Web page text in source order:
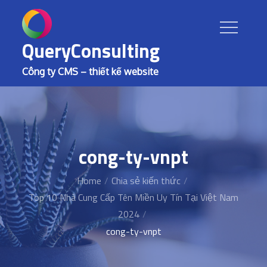
contentQueryConsulting
Công ty CMS – thiết kế website
cong-ty-vnpt
Home
Chia sẻ kiến thức
Top 10 Nhà Cung Cấp Tên Miền Uy Tín Tại Việt Nam
2024
cong-ty-vnpt